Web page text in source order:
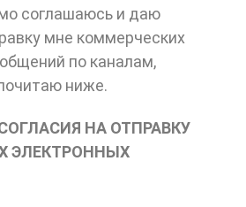
соглашаюсь и даю
мне коммерческих
по каналам,
ниже.
НА ОТПРАВКУ
ЭЛЕКТРОННЫХ